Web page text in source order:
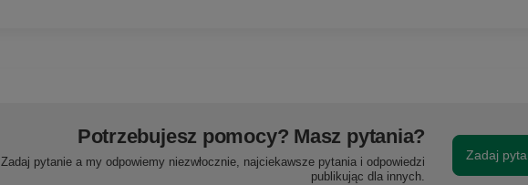
Potrzebujesz pomocy? Masz pytania?
Zadaj pytanie a my odpowiemy niezwłocznie, najciekawsze pytania i odpowiedzi
publikując dla innych.
Zadaj